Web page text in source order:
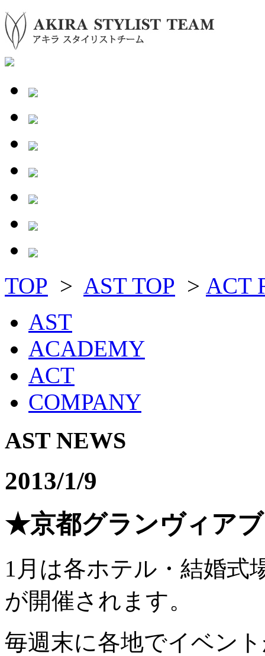
TOP > AST TOP > ACT
AST
ACADEMY
ACT
COMPANY
AST NEWS
2013/1/9
★京都グランヴィア
1月は各ホテル・結婚式
が開催されます。
毎週末に各地でイベン